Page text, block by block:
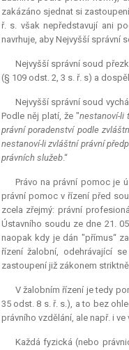
zakázáno sjednat si
ř. s. však nepředstavují ani
navrhuje, aby Nejvyšší správní
Nejvyšší správní soud
(§ 109 odst. 2, 3 s. ř. s) a
Nejvyšší správní soud
Podle něj platí, že "nestanoví-li
právní poradenství podle
nestanoví-li zvláštní právní
právních služeb.“
Právo na právní pomoc je
právní pomoc v řízení před
zcela zřejmý: právní
Ústavního soudu ze dne 21.
naopak kdy je dán "přímus“
řízení žalobní, odehrávající
zastoupení již zákonem
V žalobním řízení je tedy
35 odst. 8 s. ř. s.), a to bez
právního vzdělání, ale např. i
Každá fyzická (nebo